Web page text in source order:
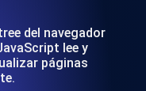
del navegador
lee y
páginas